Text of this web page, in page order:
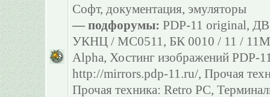
Софт, документация, эмуляторы
— подфорумы: PDP-11 original ,
УКНЦ / МС0511 , БК 0010 / 11 / 11M
Alpha, Хостинг изображений PDP-
http://mirrors.pdp-11.ru/, Прочая
Прочая техника: Retro PC,